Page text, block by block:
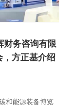
财务咨询有限
，方正基介绍
和能源装备博览